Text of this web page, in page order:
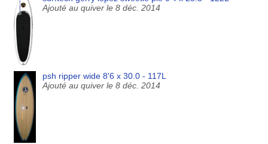
Ajouté au quiver le 8 déc. 2014
psh ripper wide 8'6 x 30.0 - 117L
Ajouté au quiver le 8 déc. 2014